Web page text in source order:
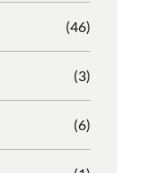
(46)
(3)
(6)